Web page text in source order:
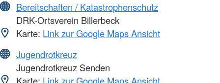
Bereitschaften / Katastrophenschutz
DRK-Ortsverein Billerbeck
Karte: Link zur Google Maps Ansicht
Jugendrotkreuz
Jugendrotkreuz Senden